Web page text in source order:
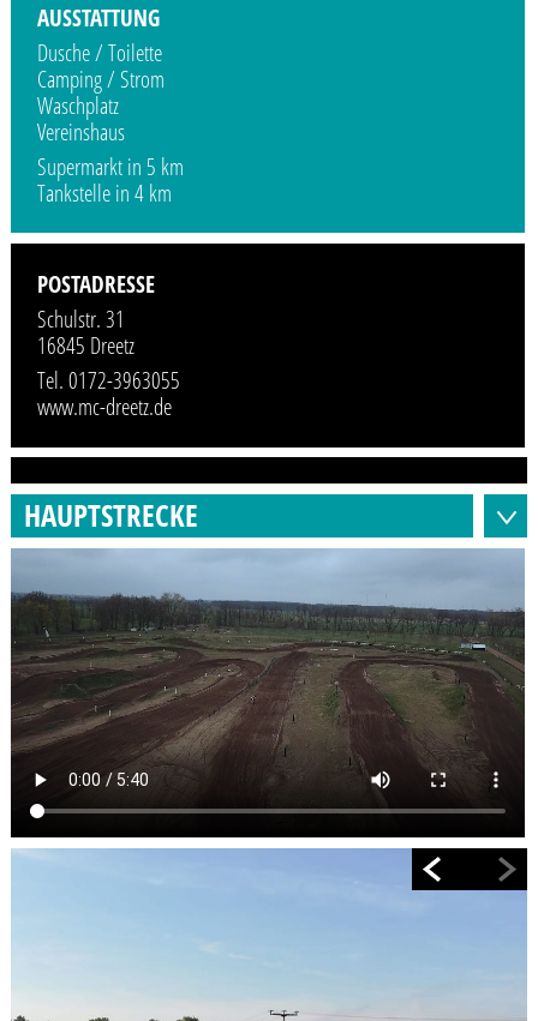
AUSSTATTUNG
Dusche / Toilette
Camping / Strom
Waschplatz
Vereinshaus
Supermarkt in 5 km
Tankstelle in 4 km
POSTADRESSE
Schulstr. 31
16845 Dreetz
Tel. 0172-3963055
www.mc-dreetz.de
HAUPTSTRECKE